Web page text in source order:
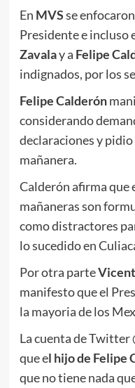
En MVSse
Presidente e incluso
Zavalay a Felipe
indignados, por los
Felipe Calderón
considerando
declaraciones y
mañanera.
Calderón afirma que
mañaneras son
como distractores
lo sucedido en
Por otra parte
manifesto que el
la mayoria de los
La cuenta de
que el hijo de Felipe
que no tiene nada